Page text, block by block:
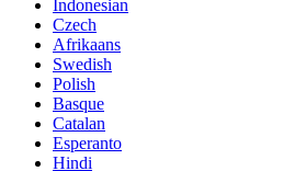
Indonesian
Czech
Afrikaans
Swedish
Polish
Basque
Catalan
Esperanto
Hindi